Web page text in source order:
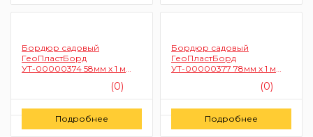
Бордюр садовый
ГеоПластБорд
УТ-00000374 58мм х 1 м
(0)
Заказать
Подробнее
Бордюр садовый
ГеоПластБорд
УТ-00000377 78мм х 1 м
(0)
Заказать
Подробнее